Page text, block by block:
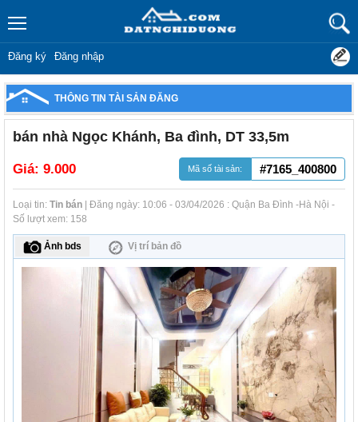
Đăng ký Đăng nhập
THÔNG TIN TÀI SẢN ĐĂNG
bán nhà Ngọc Khánh, Ba đình, DT 33,5m
Giá: 9.000 Mã số tài sản: #7165_400800
Loại tin: Tin bán | Đăng ngày: 10:06 - 03/04/2026 : Quận Ba Đình -Hà Nội -
Số lượt xem: 158
Ảnh bds Vị trí bản đồ